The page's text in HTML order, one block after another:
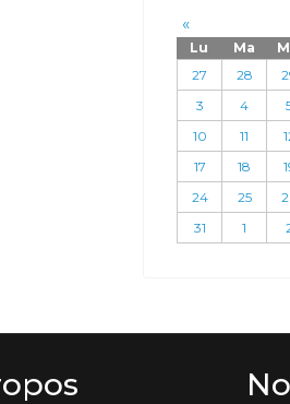
«
Lu Ma
27
28
3
4
10
11
17
18
24
25
31
1